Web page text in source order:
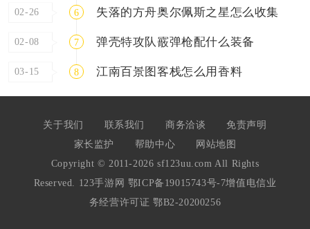
02-26 6 失落的方舟奥尔佩斯之星怎么收集
02-08 7 弹壳特攻队霰弹枪配什么装备
03-15 8 江南百景图客栈怎么用香料
关于我们 联系我们 商务洽谈
免责声明
家长监护
帮助中心
网站地图
Copyright © 2011-2026 sf123uu.com All Rights
Reserved. 123手游网 鄂ICP备19015743号-7增值电信业
务经营许可证 鄂B2-20200256